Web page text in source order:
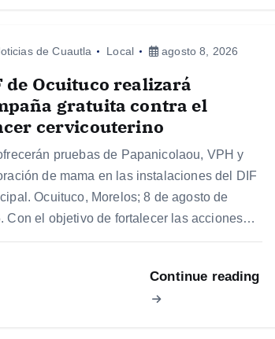
de Cuautla Local agosto 8, 2026
de Ocuituco realizará
gratuita contra el
cervicouterino
pruebas de Papanicolaou, VPH y
de mama en las instalaciones del DIF
Ocuituco, Morelos; 8 de agosto de
Con el objetivo de fortalecer las acciones…
Continue reading